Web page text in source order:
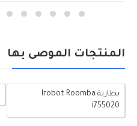
المنتجات الموصى بها
بطارية Irobot Roomba
i755020